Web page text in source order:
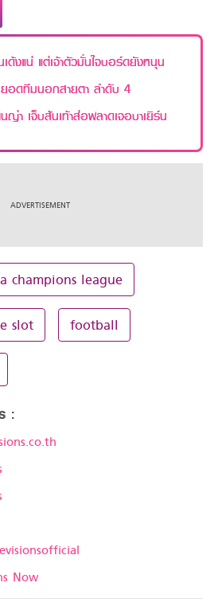
ด้งแน่ แต่เจ้าตัวมั่นใจบอร์ดยังหนุน
อดทีมนอกสายตา ลำดับ 4
ญ่า เจ็บส้นเท้าส่อพลาดเจอบาเยิร์น
champions league
slot football
:
Now